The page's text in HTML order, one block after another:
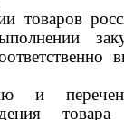
товаров
и